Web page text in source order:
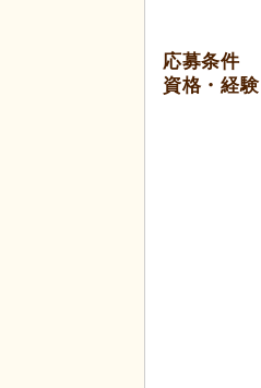
応募条件
資格・経験